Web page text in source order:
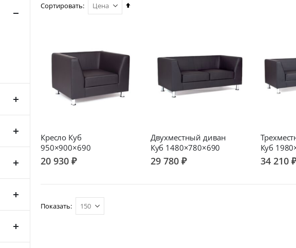
Сортировать
Сортируется
Кресло Куб
950×900×690
20 930 ₽
Двухместный диван
Куб 1480×780×690
29 780 ₽
Куб
34 210 ₽
Показать